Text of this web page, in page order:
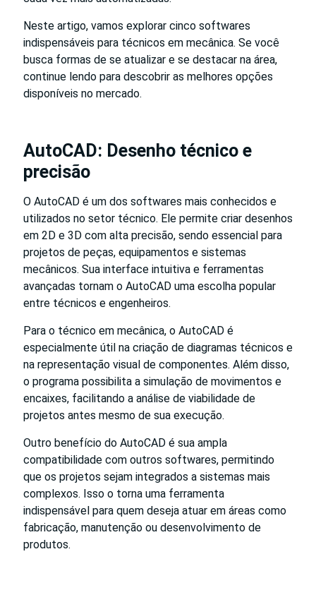
Neste artigo, vamos explorar cinco softwares
indispensáveis para técnicos em mecânica. Se você
busca formas de se atualizar e se destacar na área,
continue lendo para descobrir as melhores opções
disponíveis no mercado.
AutoCAD: Desenho técnico e
precisão
O AutoCAD é um dos softwares mais conhecidos e
utilizados no setor técnico. Ele permite criar desenhos
em 2D e 3D com alta precisão, sendo essencial para
projetos de peças, equipamentos e sistemas
mecânicos. Sua interface intuitiva e ferramentas
avançadas tornam o AutoCAD uma escolha popular
entre técnicos e engenheiros.
Para o técnico em mecânica, o AutoCAD é
especialmente útil na criação de diagramas técnicos e
na representação visual de componentes. Além disso,
o programa possibilita a simulação de movimentos e
encaixes, facilitando a análise de viabilidade de
projetos antes mesmo de sua execução.
Outro benefício do AutoCAD é sua ampla
compatibilidade com outros softwares, permitindo
que os projetos sejam integrados a sistemas mais
complexos. Isso o torna uma ferramenta
indispensável para quem deseja atuar em áreas como
fabricação, manutenção ou desenvolvimento de
produtos.